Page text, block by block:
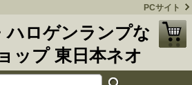
PCサイト
ハロゲンランプな
ップ 東日本ネオ